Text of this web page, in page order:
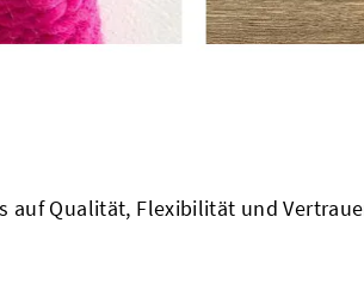
Qualität, Flexibilität und